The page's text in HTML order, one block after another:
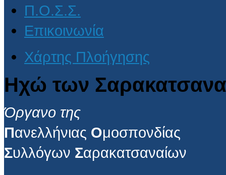
Π.Ο.Σ.Σ.
Επικοινωνία
Χάρτης Πλοήγησης
Ηχώ των
Όργανο της
Πανελλήνιας Ομοσπονδίας
Συλλόγων Σαρακατσαναίων